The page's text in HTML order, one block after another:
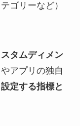
ゴリーなど）
スタムディメン
アプリの独自
定する指標と